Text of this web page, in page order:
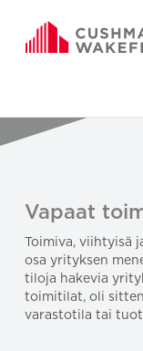
Vapaat
Toimiva, viihtyisä
osa yrityksen
tiloja hakevia
toimitilat, oli
varastotila tai